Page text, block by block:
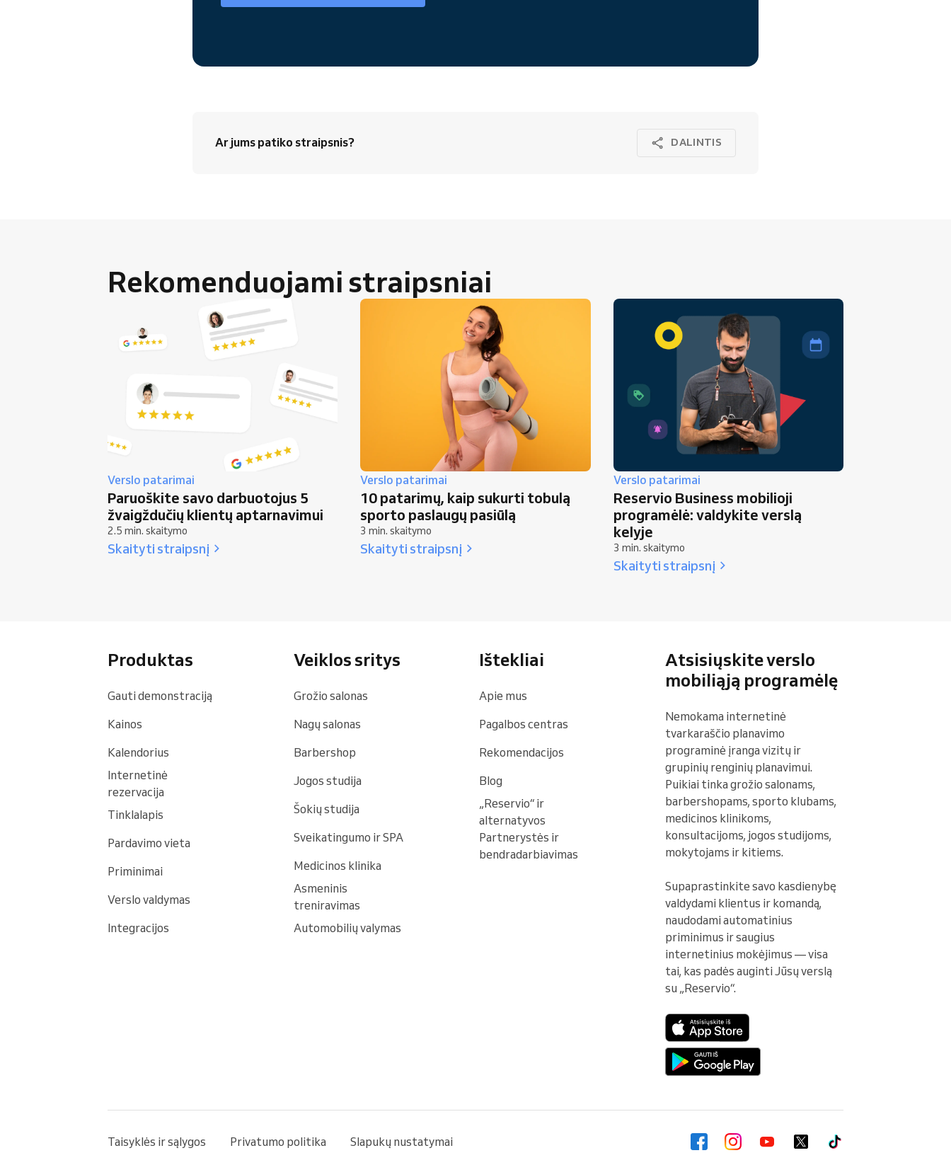
Ar jums patiko straipsnis? DALINTIS
Rekomenduojami straipsniai
Verslo patarimai
Paruoškite savo darbuotojus 5
žvaigždučių klientų aptarnavimui
2.5 min. skaitymo
Skaityti straipsnį
Verslo patarimai
10 patarimų, kaip sukurti tobulą
sporto paslaugų pasiūlą
3 min. skaitymo
Skaityti straipsnį
Verslo patarimai
Reservio Business mobilioji
programėlė: valdykite verslą
kelyje
3 min. skaitymo
Skaityti straipsnį
Produktas
Gauti demonstraciją
Kainos
Kalendorius
Internetinė
rezervacija
Tinklalapis
Pardavimo vieta
Priminimai
Verslo valdymas
Integracijos
Veiklos sritys
Grožio salonas
Nagų salonas
Barbershop
Jogos studija
Šokių studija
Sveikatingumo ir SPA
Medicinos klinika
Asmeninis
treniravimas
Automobilių valymas
Ištekliai
Apie mus
Pagalbos centras
Rekomendacijos
Blog
„Reservio“ ir
alternatyvos
Partnerystės ir
bendradarbiavimas
Atsisiųskite verslo
mobiliąją programėlę
Nemokama internetinė
tvarkaraščio planavimo
programinė įranga vizitų ir
grupinių renginių planavimui.
Puikiai tinka grožio salonams,
barbershopams, sporto klubams,
medicinos klinikoms,
konsultacijoms, jogos studijoms,
mokytojams ir kitiems.
Supaprastinkite savo kasdienybę
valdydami klientus ir komandą,
naudodami automatinius
priminimus ir saugius
internetinius mokėjimus — visa
tai, kas padės auginti Jūsų verslą
su „Reservio“.
Taisyklės ir sąlygos Privatumo politika Slapukų nustatymai